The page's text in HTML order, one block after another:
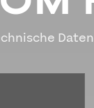
Daten